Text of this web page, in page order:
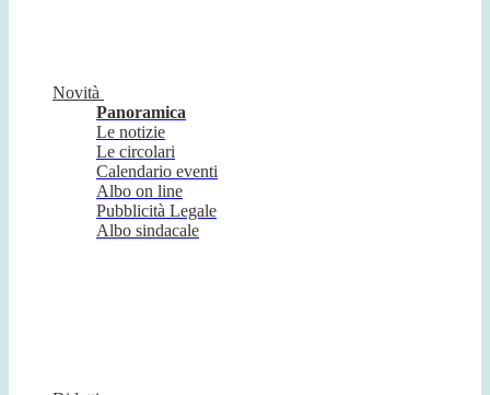
Novità
Panoramica
Le notizie
Le circolari
Calendario eventi
Albo on line
Pubblicità Legale
Albo sindacale